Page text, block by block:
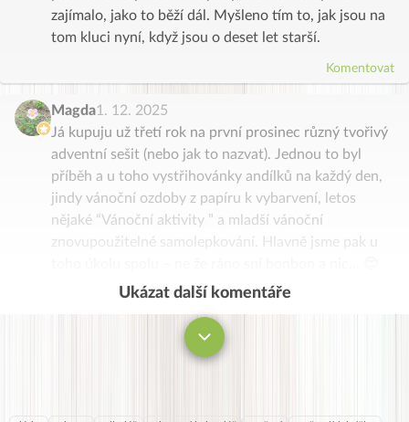
zajímalo, jako to běží dál. Myšleno tím to, jak jsou na
tom kluci nyní, když jsou o deset let starší.
Komentovat
Magda1. 12. 2025
Já kupuju už třetí rok na první prosinec různý tvořivý
adventní sešit (nebo jak to nazvat). Jednou to byl
příběh a u toho vystřihovánky andílků na každý den,
jindy vánoční ozdoby z papíru k vybarvení, letos
nějaké “Vánoční aktivity ” a mladší vánoční
znovupoužitelné samolepkování. Hlavně jsme pak u
Ukázat další komentáře